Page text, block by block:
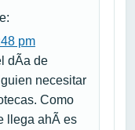
pm
dÃ­a de
necesitar
Como
llega ahÃ­ es